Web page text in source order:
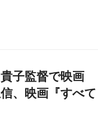
子監督で映画
、映画『すべて